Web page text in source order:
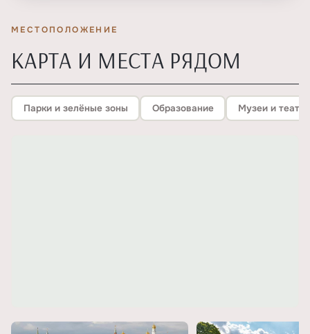
МЕСТОПОЛОЖЕНИЕ
КАРТА И МЕСТА РЯДОМ
Парки и зелёные зоны Образование Музеи и